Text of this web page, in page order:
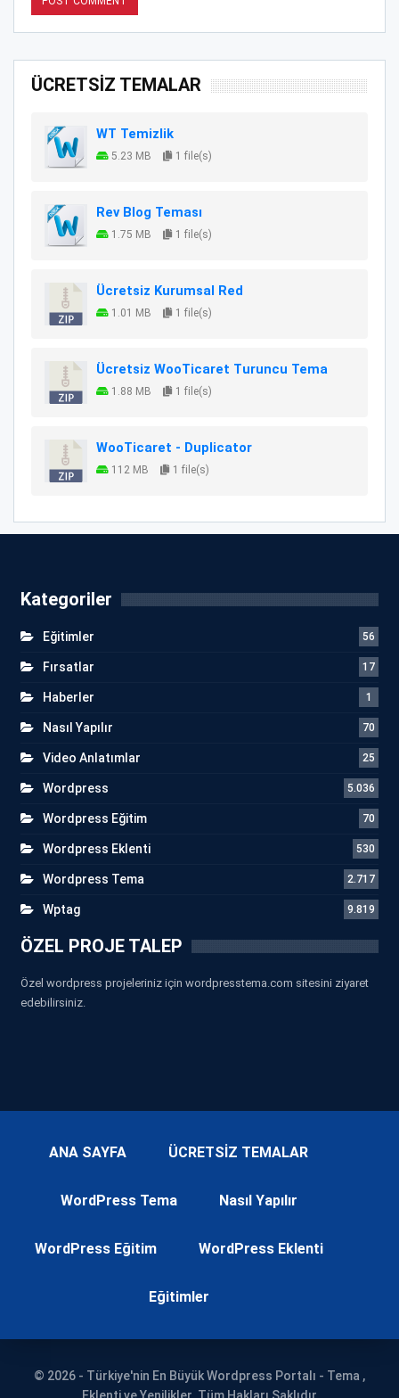
ÜCRETSİZ TEMALAR
WT Temizlik
5.23 MB 1 file(s)
Rev Blog Teması
1.75 MB 1 file(s)
Ücretsiz Kurumsal Red
1.01 MB 1 file(s)
Ücretsiz WooTicaret Turuncu Tema
1.88 MB 1 file(s)
WooTicaret - Duplicator
112 MB 1 file(s)
Kategoriler
Eğitimler 56
Fırsatlar 17
Haberler 1
Nasıl Yapılır 70
Video Anlatımlar 25
Wordpress 5.036
Wordpress Eğitim 70
Wordpress Eklenti 530
Wordpress Tema 2.717
Wptag 9.819
ÖZEL PROJE TALEP
Özel wordpress projeleriniz için wordpresstema.com sitesini ziyaret
edebilirsiniz.
ANA SAYFA ÜCRETSİZ TEMALAR
WordPress Tema Nasıl Yapılır
WordPress Eğitim WordPress Eklenti
Eğitimler
© 2026 - Türkiye'nin En Büyük Wordpress Portalı - Tema ,